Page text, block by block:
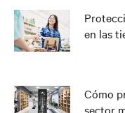
en las
Cómo
sector